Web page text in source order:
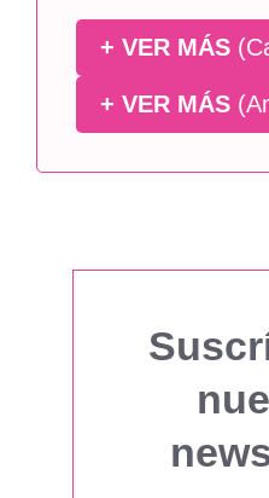
+ VER MÁS
+ VER MÁS